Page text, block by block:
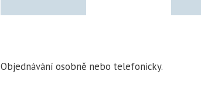
Objednávání osobně nebo telefonicky.